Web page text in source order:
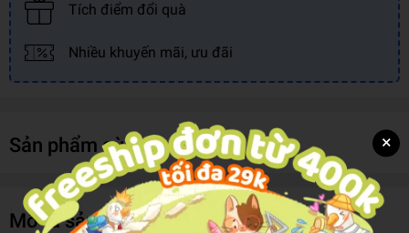
Tích điểm đổi quà
Nhiều khuyến mãi, ưu đãi
Sản phẩm cùng loại
Mô tả sản phẩm
×